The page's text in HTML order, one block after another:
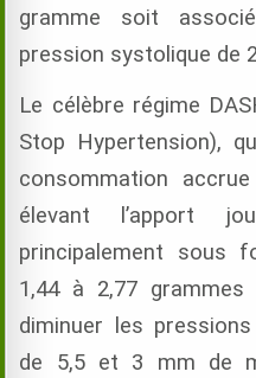
gramme soit
pression systolique de
Le célèbre régime
Stop Hypertension),
consommation
élevant l’apport
principalement sous
1,44 à 2,77
diminuer les
de 5,5 et 3 mm de